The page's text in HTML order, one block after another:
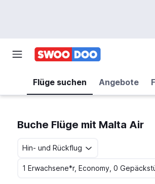
Flüge suchen Angebote
Buche Flüge mit Malta Air
Hin- und Rückflug
1 Erwachsene*r, Economy, 0